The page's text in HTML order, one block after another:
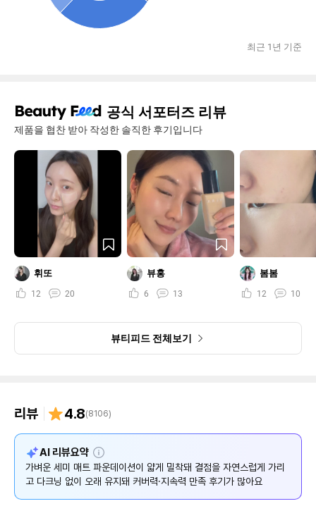
최근 1년 기준
공식 서포터즈 리뷰
제품을 협찬 받아 작성한 솔직한 후기입니다
휘또
12 20
뷰홍
6 13
봄봄
12 10
뷰티피드 전체보기
리뷰 4.8(8106)
AI 리뷰요약 설
명
가벼운 세미 매트 파운데이션이 얇게 밀착돼 결점을 자연스럽게 가리
고 다크닝 없이 오래 유지돼 커버력·지속력 만족 후기가 많아요